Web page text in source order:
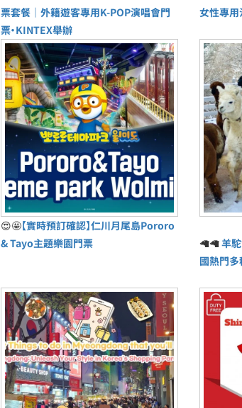
票套餐｜外籍遊客專用K-POP演唱會門
票・KINTEX舉辦
女性專用
😍🤩【實時預訂確認】仁川月尾島Pororo
& Tayo主題樂園門票
🦙🦙羊
國熱門